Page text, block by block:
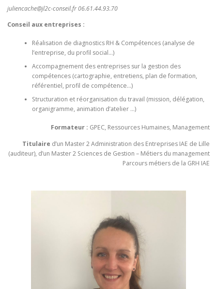
juliencache@jl2c-conseil.fr 06.61.44.93.70
Conseil aux entreprises :
Réalisation de diagnostics RH & Compétences (analyse de
l’entreprise, du profil social…)
Accompagnement des entreprises sur la gestion des
compétences (cartographie, entretiens, plan de formation,
référentiel, profil de compétence…)
Structuration et réorganisation du travail (mission, délégation,
organigramme, animation d’atelier …)
Formateur : GPEC, Ressources Humaines, Management
Titulaire d’un Master 2 Administration des Entreprises IAE de Lille
(auditeur), d’un Master 2 Sciences de Gestion – Métiers du management
Parcours métiers de la GRH IAE